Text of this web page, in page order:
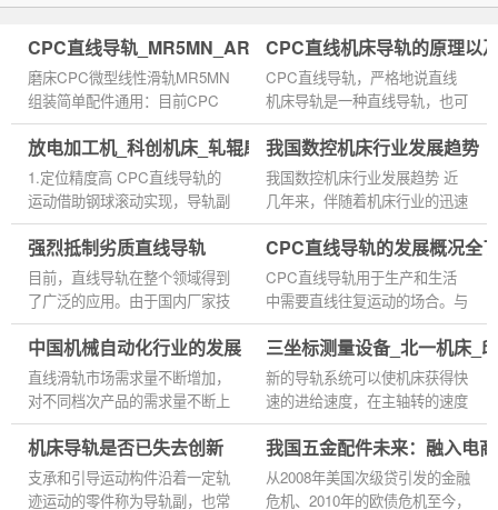
CPC直线导轨_MR5MN_ARC25FN_规格尺寸型号
磨床CPC微型线性滑轨MR5MN
组装简单配件通用：目前CPC
微型线性滑轨MR5MN现已成为
了规模化、标准化的配件，不但
方便客户选择，在组装上也显得
非常便捷。...
CPC直线机床导轨的原理以
CPC直线导轨，严格地说直线
机床导轨是一种直线导轨，也可
称为滚动直线导轨。它是由滚动
块中的钢球和滚动轨道之间的无
限滚动周期，使负载平台可以
很...
放电加工机_科创机床_轧辊磨床台湾CPC直线导轨滑块
1.定位精度高 CPC直线导轨的
运动借助钢球滚动实现，导轨副
摩擦阻力小，动静摩擦阻力差值
小，低速时不易产生爬行。重复
定位精度高，适合作频繁启动
或...
我国数控机床行业发展趋势
我国数控机床行业发展趋势 近
几年来，伴随着机床行业的迅速
发展壮大，对于机械附件直线导
轨的需求量随之速增起来，在国
内的市场发展空间较大。国内...
强烈抵制劣质直线导轨
目前，直线导轨在整个领域得到
了广泛的应用。由于国内厂家技
术水平管理不到位和存在缺陷，
少数厂家趁机偷工减料，从而降
低了导轨本身的质量，达到...
CPC直线导轨的发展概况全
CPC直线导轨用于生产和生活
中需要直线往复运动的场合。与
直线轴承相比，CPC直线导轨
具有较高的额定载荷值和附加扭
矩，可以实现更高、更高效的直
线运...
中国机械自动化行业的发展
直线滑轨市场需求量不断增加，
对不同档次产品的需求量不断上
升，成套成线产品也不断提高，
制造企业也增加迅猛，目前国家
的直线滑轨机床行业至少有...
三坐标测量设备_北一机床_
新的导轨系统可以使机床获得快
速的进给速度，在主轴转的速度
相同的情况下，快速进给是
CPC直线导轨的特点。CPC直
线导轨与平面导轨一样，有两个
基本元...
机床导轨是否已失去创新
支承和引导运动构件沿着一定轨
迹运动的零件称为导轨副，也常
我国五金配件未来：融入电
从2008年美国次级贷引发的金融
危机、2010年的欧债危机至今，